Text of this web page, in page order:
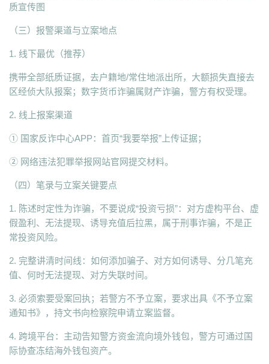
质宣传图
（三）报警渠道与立案地点
1. 线下最优（推荐）
携带全部纸质证据，去户籍地/常住地派出所，大额损失直接去
区经侦大队报案；数字货币诈骗属财产诈骗，警方有权受理。
2. 线上报案渠道
① 国家反诈中心APP：首页“我要举报”上传证据；
② 网络违法犯罪举报网站官网提交材料。
（四）笔录与立案关键要点
1. 陈述时定性为诈骗，不要说成“投资亏损”：对方虚构平台、虚
假盈利、无法提现、诱导充值后拉黑，属于刑事诈骗，不是正
常投资风险。
2. 完整讲清时间线：如何添加骗子、对方如何诱导、分几笔充
值、何时无法提现、对方失联时间。
3. 必须索要受案回执；若警方不予立案，要求出具《不予立案
通知书》，持文书向检察院申请立案监督。
4. 跨境平台：主动告知警方资金流向境外钱包，警方可通过国
际协查冻结海外钱包资产。